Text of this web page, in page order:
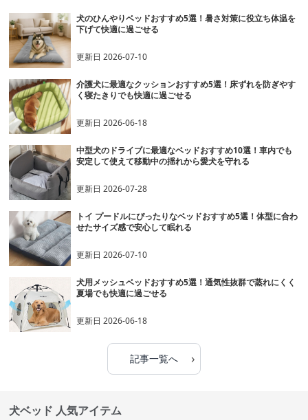
犬のひんやりベッドおすすめ5選！暑さ対策に役立ち体温を
下げて快適に過ごせる
更新日2026-07-10
介護犬に最適なクッションおすすめ5選！床ずれを防ぎやす
く寝たきりでも快適に過ごせる
更新日2026-06-18
中型犬のドライブに最適なベッドおすすめ10選！車内でも
安定して使えて移動中の揺れから愛犬を守れる
更新日2026-07-28
トイ プードルにぴったりなベッドおすすめ5選！体型に合わ
せたサイズ感で安心して眠れる
更新日2026-07-10
犬用メッシュベッドおすすめ5選！通気性抜群で蒸れにくく
夏場でも快適に過ごせる
更新日2026-06-18
記事一覧へ ›
犬ベッド 人気アイテム